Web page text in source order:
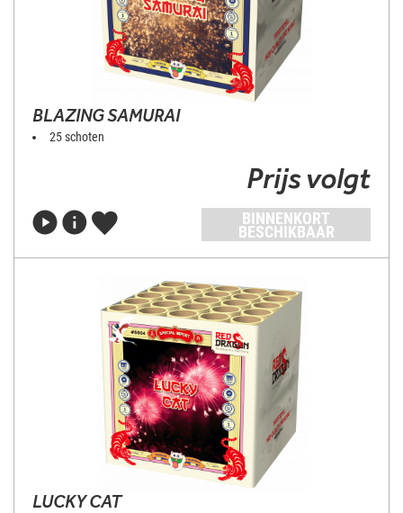
BLAZING SAMURAI
25 schoten
Prijs volgt
BINNENKORT
BESCHIKBAAR
LUCKY CAT